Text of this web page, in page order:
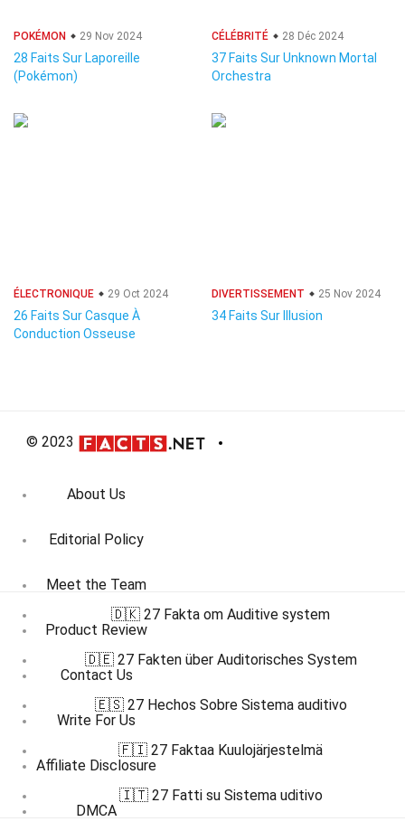
POKÉMON 29 Nov 2024
28 Faits Sur Laporeille
(Pokémon)
CÉLÉBRITÉ 28 Déc 2024
37 Faits Sur Unknown Mortal
Orchestra
ÉLECTRONIQUE 29 Oct 2024
26 Faits Sur Casque À
Conduction Osseuse
DIVERTISSEMENT 25 Nov 2024
34 Faits Sur Illusion
© 2023
About Us
Editorial Policy
Meet the Team
Product Review
Contact Us
Write For Us
Affiliate Disclosure
DMCA
🇩🇰 27 Fakta om Auditive system
🇩🇪 27 Fakten über Auditorisches System
🇪🇸 27 Hechos Sobre Sistema auditivo
🇫🇮 27 Faktaa Kuulojärjestelmä
🇮🇹 27 Fatti su Sistema uditivo